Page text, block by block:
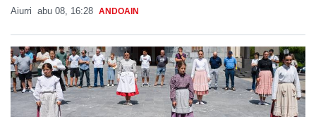
Aiurri abu 08, 16:28 ANDOAIN